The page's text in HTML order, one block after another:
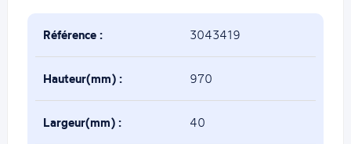
Référence : 3043419
Hauteur(mm) : 970
Largeur(mm) : 40